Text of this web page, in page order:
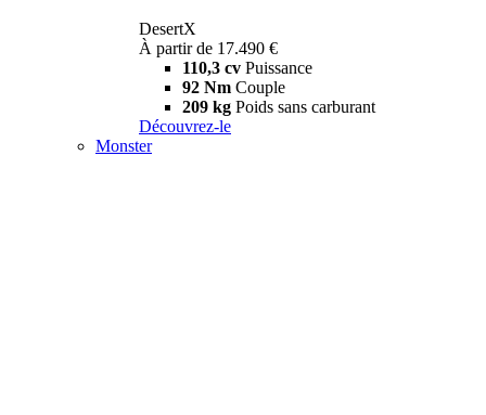
DesertX
À partir de 17.490 €
110,3 cv Puissance
92 Nm Couple
209 kg Poids sans carburant
Découvrez-le
Monster